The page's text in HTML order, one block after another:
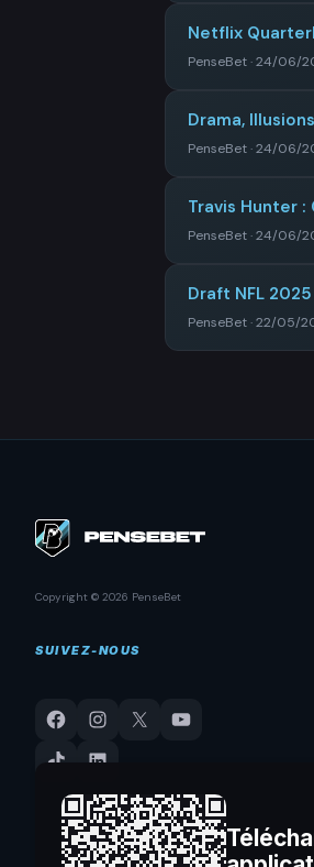
Netflix
PenseBet · 24/06/
Drama,
PenseBet · 24/06/
Travis Hunter
PenseBet · 24/06/
Draft NFL 2025
PenseBet · 22/05/
Copyright © 2026 PenseBet
SUIVEZ-NOUS